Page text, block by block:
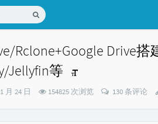
Rclone+Google Drive
Jellyfin等
月 24 日 154825 次浏览 130 条评论